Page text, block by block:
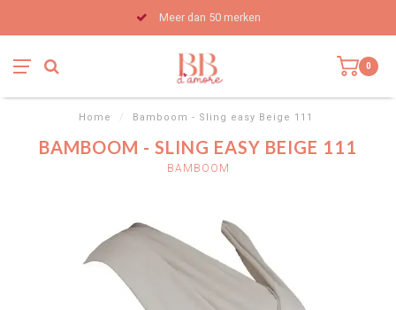
Meer dan 50 merken
0
Home / Bamboom - Sling easy Beige 111
BAMBOOM - SLING EASY BEIGE 111
BAMBOOM